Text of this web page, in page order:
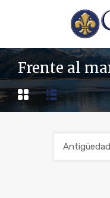
Frente al